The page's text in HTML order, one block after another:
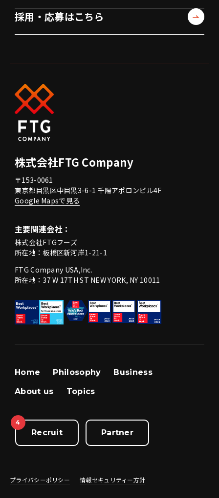
採用・応募はこちら
株式会社FTG Company
〒153-0061
東京都目黒区中目黒3-6-1 千陽アポロンビル4F
Google Mapsで見る
主要関連会社：
株式会社FTGフーズ
所在地：板橋区新河岸1-21-1
FTG Company USA,Inc.
所在地：37 W 17TH ST NEW YORK, NY 10011
Home Philosophy Business
About us Topics
4
Recruit Partner
プライバシーポリシー 情報セキュリティー方針